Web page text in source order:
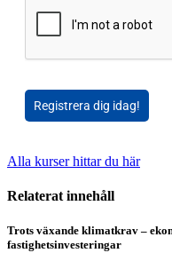
Registrera dig idag!
Alla kurser hittar du här
Relaterat innehåll
Trots växande klimatkrav –
fastighetsinvesteringar